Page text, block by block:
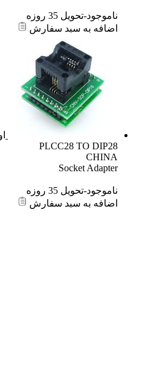
ناموجود-تحویل 35 روزه
اضافه به سبد سفارش
PLCC28 TO DIP28
CHINA
Socket Adapter
ناموجود-تحویل 35 روزه
اضافه به سبد سفارش